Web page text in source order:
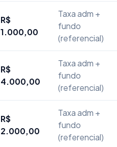
R$
1.000,00
Taxa adm +
fundo
(referencial)
R$
4.000,00
Taxa adm +
fundo
(referencial)
R$
2.000,00
Taxa adm +
fundo
(referencial)